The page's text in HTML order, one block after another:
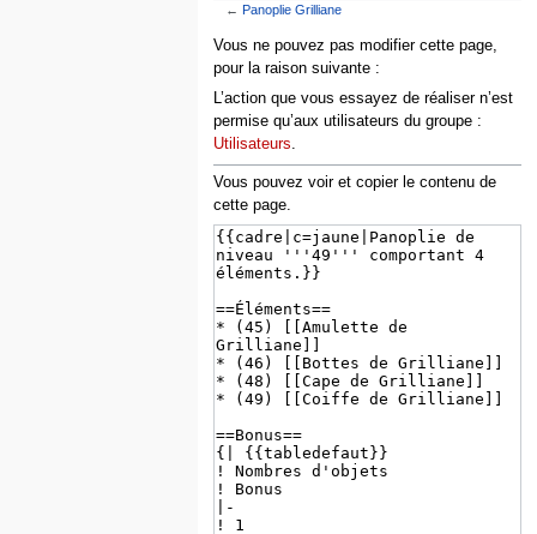
←Panoplie Grilliane
Aller
à
la
navigation
Aller
à
la
recherche
Vous ne pouvez pas modifier cette page,
pour la raison suivante :
L’action que vous essayez de réaliser n’est
permise qu’aux utilisateurs du groupe :
Utilisateurs.
Vous pouvez voir et copier le contenu de
cette page.